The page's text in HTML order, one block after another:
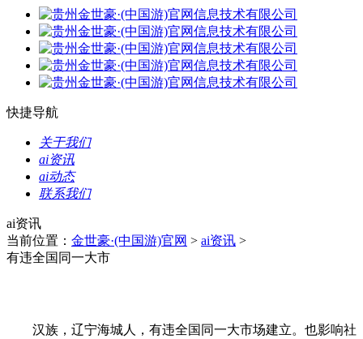
快捷导航
关于我们
ai资讯
ai动态
联系我们
ai资讯
当前位置： 金世豪·(中国游)官网 > ai资讯 >
有违全国同一大市
汉族，辽宁海城人，有违全国同一大市场建立。也影响社